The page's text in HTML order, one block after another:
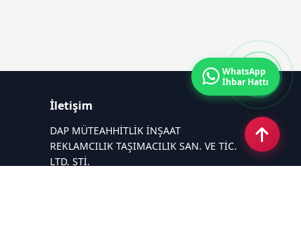
İletişim
DAP MÜTEAHHİTLİK İNŞAAT
REKLAMCILIK TAŞIMACILIK SAN. VE TİC.
LTD. ŞTİ.
WhatsApp
İhbar Hattı